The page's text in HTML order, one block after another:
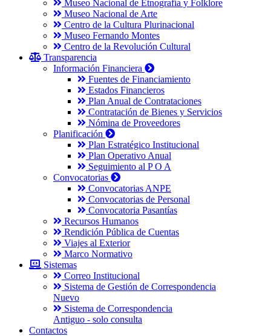
Museo Nacional de Etnografía y Folklore
Museo Nacional de Arte
Centro de la Cultura Plurinacional
Museo Fernando Montes
Centro de la Revolución Cultural
Transparencia
Información Financiera
Fuentes de Financiamiento
Estados Financieros
Plan Anual de Contrataciones
Contratación de Bienes y Servicios
Nómina de Proveedores
Planificación
Plan Estratégico Institucional
Plan Operativo Anual
Seguimiento al P O A
Convocatorias
Convocatorias ANPE
Convocatorias de Personal
Convocatoria Pasantías
Recursos Humanos
Rendición Pública de Cuentas
Viajes al Exterior
Marco Normativo
Sistemas
Correo Institucional
Sistema de Gestión de Correspondencia
Nuevo
Sistema de Correspondencia
Antiguo - solo consulta
Contactos